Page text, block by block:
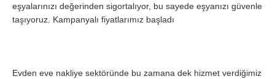
eşyalarınızı değerinden sigortalıyor, bu sayede eşyanızı güvenle
taşıyoruz. Kampanyalı fiyatlarımız başladı
Evden eve nakliye sektöründe bu zamana dek hizmet verdiğimiz